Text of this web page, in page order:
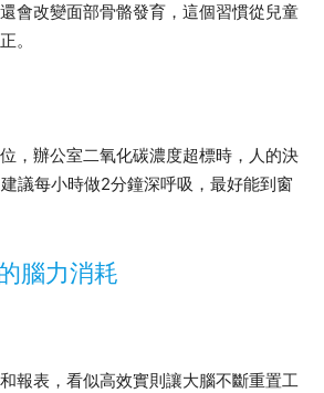
會改變面部骨骼發育，這個習慣從兒童
。
，辦公室二氧化碳濃度超標時，人的決
議每小時做2分鐘深呼吸，最好能到窗
腦力消耗
報表，看似高效實則讓大腦不斷重置工